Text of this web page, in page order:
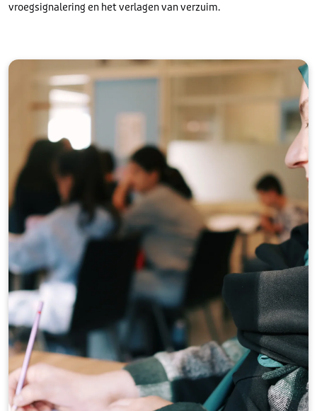
vroegsignalering en het verlagen van verzuim.